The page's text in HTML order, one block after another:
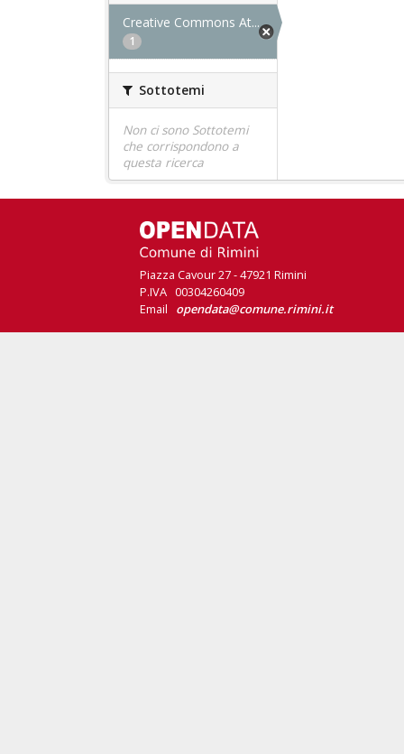
Creative Commons At...
1
Sottotemi
Non ci sono Sottotemi
che corrispondono a
questa ricerca
Piazza Cavour 27 - 47921 Rimini
P.IVA 00304260409
Email opendata@comune.rimini.it